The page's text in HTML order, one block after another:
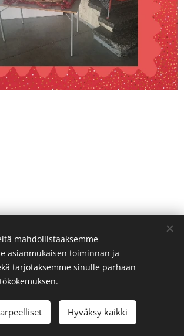
Loppuunmyyty
syke ry Evästeet
mahdollistaaksemme
asianmukaisen toiminnan ja
tarjotaksemme sinulle parhaan
Hyväksy kaikki